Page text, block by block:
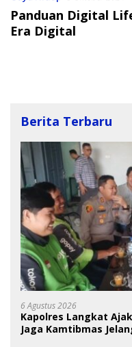
Panduan Digital
Era Digital
Berita Terbaru
6 Agustus 2026
Kapolres Langkat
Jaga Kamtibmas